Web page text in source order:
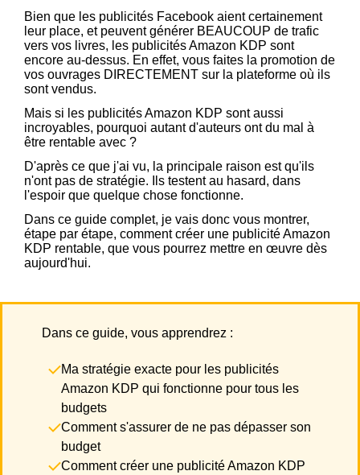
Bien que les publicités Facebook aient certainement
leur place, et peuvent générer BEAUCOUP de trafic
vers vos livres, les publicités Amazon KDP sont
encore au-dessus. En effet, vous faites la promotion de
vos ouvrages DIRECTEMENT sur la plateforme où ils
sont vendus.
Mais si les publicités Amazon KDP sont aussi
incroyables, pourquoi autant d'auteurs ont du mal à
être rentable avec ?
D'après ce que j'ai vu, la principale raison est qu'ils
n'ont pas de stratégie. Ils testent au hasard, dans
l'espoir que quelque chose fonctionne.
Dans ce guide complet, je vais donc vous montrer,
étape par étape, comment créer une publicité Amazon
KDP rentable, que vous pourrez mettre en œuvre dès
aujourd'hui.
Dans ce guide, vous apprendrez :
Ma stratégie exacte pour les publicités
Amazon KDP qui fonctionne pour tous les
budgets
Comment s'assurer de ne pas dépasser son
budget
Comment créer une publicité Amazon KDP